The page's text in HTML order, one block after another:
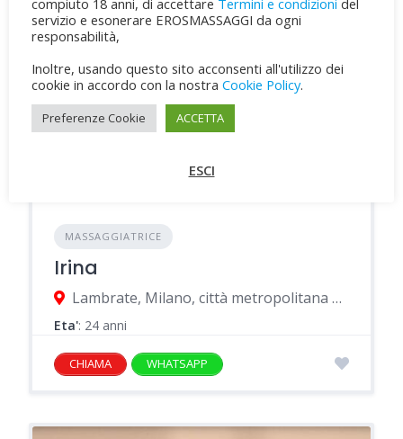
MASSAGGIATRICE
Irina
Lambrate, Milano, città metropolitana di Milano, Italia
Eta': 24 anni
CHIAMA WHATSAPP
compiuto 18 anni, di accettare Termini e condizioni del
servizio e esonerare EROSMASSAGGI da ogni
responsabilità,
Inoltre, usando questo sito acconsenti all'utilizzo dei
cookie in accordo con la nostra Cookie Policy.
Preferenze Cookie ACCETTA
ESCI